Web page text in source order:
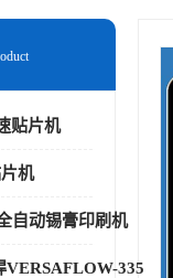
贴片机
机
自动锡膏印刷机
VERSAFLOW-335